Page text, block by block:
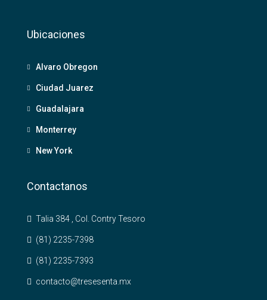
Ubicaciones
Alvaro Obregon
Ciudad Juarez
Guadalajara
Monterrey
New York
Contactanos
Talia 384 , Col. Contry Tesoro
(81) 2235-7398
(81) 2235-7393
contacto@tresesenta.mx